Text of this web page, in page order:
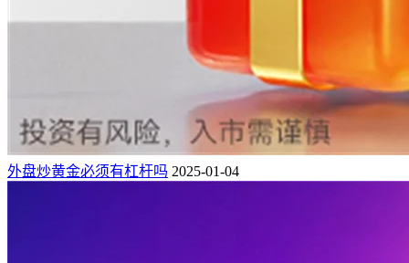
外盘炒黄金必须有杠杆吗 2025-01-04